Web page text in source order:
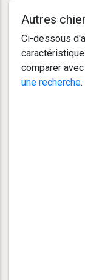
Autres
Ci-dessous
comparer
une recherche.